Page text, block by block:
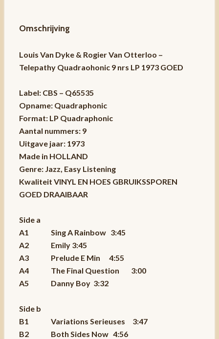
Omschrijving
Louis Van Dyke & Rogier Van Otterloo –
Telepathy Quadraohonic 9 nrs LP 1973 GOED
Label: CBS – Q65535
Opname: Quadraphonic
Format: LP Quadraphonic
Aantal nummers: 9
Uitgave jaar: 1973
Made in HOLLAND
Genre: Jazz, Easy Listening
Kwaliteit VINYL EN HOES GBRUIKSSPOREN
GOED DRAAIBAAR
Side a
A1 Sing A Rainbow 3:45
A2 Emily 3:45
A3 Prelude E Min 4:55
A4 The Final Question 3:00
A5 Danny Boy 3:32
Side b
B1 Variations Serieuses 3:47
B2 Both Sides Now 4:56